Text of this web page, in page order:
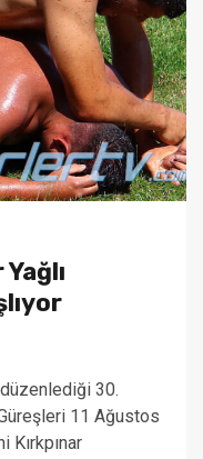
30.
11 Ağustos
Kırkpınar